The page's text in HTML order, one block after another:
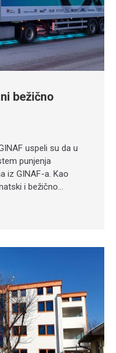
bežično
uspeli su da u
punjenja
iz GINAF-a. Kao
i bežično…